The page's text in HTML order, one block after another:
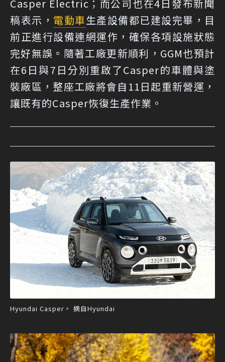
Casper Electric；而公司也在4日發布新聞
稿表示， 電動車生產設備都已建設完畢，目
前正進行設備連網運作，確保各項設施狀態
完好無誤。隨著工廠更新順利，GGM也預計
在6日與7日分別重啟了Casper的車體與塗
裝廠區，整座工廠將會自11日起重新營運，
讓既有的Casper恢復生產作業。
Hyundai Casper。 摘自Hyundai